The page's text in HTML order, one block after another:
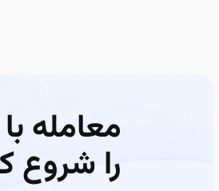
را شروع